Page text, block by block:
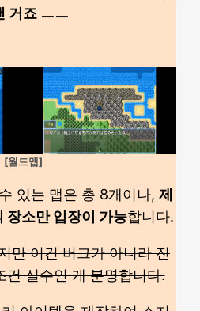
거죠 ㅡㅡ
[월드맵]
있는 맵은 총 8개이나, 제
장소만 입장이 가능합니다.
만 이건 버그가 아니라 진
건 실수인 게 분명합니다.